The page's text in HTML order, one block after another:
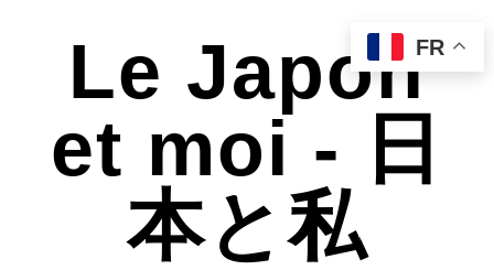
Le Japon
et moi - 日
本と私
FR